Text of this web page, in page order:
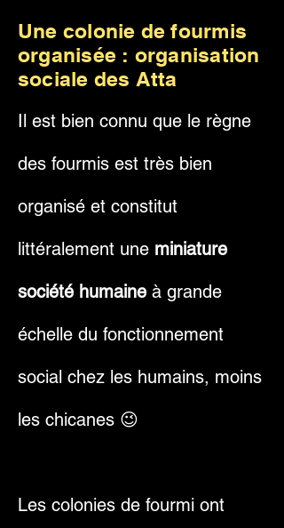
Une colonie de fourmis
organisée : organisation
sociale des Atta
Il est bien connu que le règne
des fourmis est très bien
organisé et constitut
littéralement une miniature
société humaine à grande
échelle du fonctionnement
social chez les humains, moins
les chicanes 😉
Les colonies de fourmi ont